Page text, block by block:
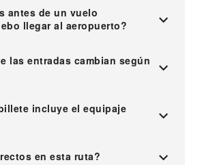
antes de un vuelo
llegar al aeropuerto?
las entradas cambian según
incluye el equipaje
en esta ruta?